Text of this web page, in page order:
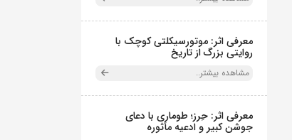
معرفی اثر: موتورسیکلتی کوچک با
روایتی بزرگ از تاریخ
مشاهده بیشتر..
معرفی اثر: حِرز؛ طوماری با دعای
جوشن کبیر و ادعیه مأثوره